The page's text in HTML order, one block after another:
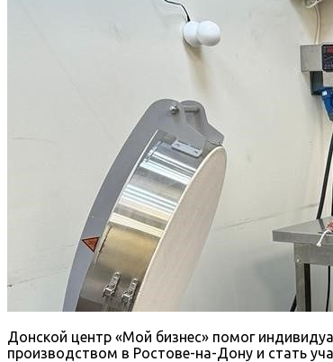
Донской центр «Мой бизнес» помог
производством в Ростове-на-Дону и стать